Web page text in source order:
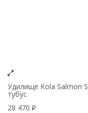
Удилище Kola Salmon
тубус
28 470 ₽